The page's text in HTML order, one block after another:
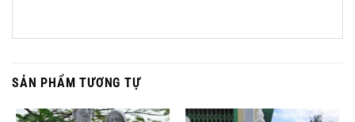
SẢN PHẨM TƯƠNG TỰ